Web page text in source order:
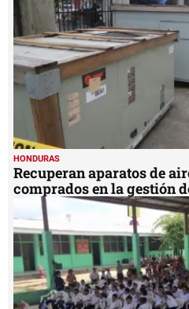
HONDURAS
Recuperan aparatos de
comprados en la gestión